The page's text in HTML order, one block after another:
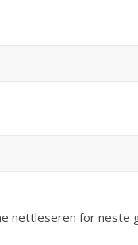
nettleseren for neste